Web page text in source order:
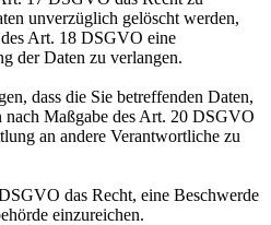
unverzüglich gelöscht werden,
Art. 18 DSGVO eine
der Daten zu verlangen.
dass die Sie betreffenden Daten,
nach Maßgabe des Art. 20 DSGVO
an andere Verantwortliche zu
das Recht, eine Beschwerde
einzureichen.